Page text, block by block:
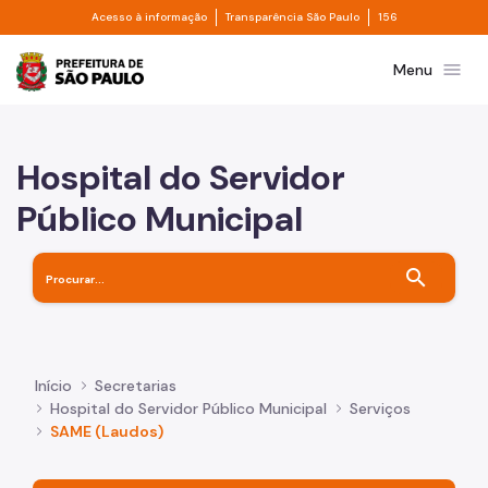
Pular para o Conteúdo principal
Acesso à informação Divisor de acesso à informação
Transparência São Paulo Divisor de
156
Prefeitura de São PauloMenu menu
Hospital do Servidor
Público Municipal
search
Início
Secretarias
Hospital do Servidor Público Municipal
Serviços
SAME (Laudos)